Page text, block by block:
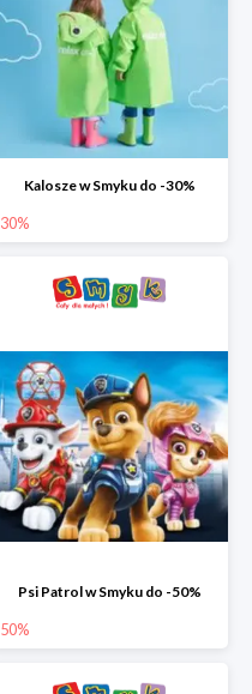
Kalosze w Smyku do -30%
30%
Psi Patrol w Smyku do -50%
50%